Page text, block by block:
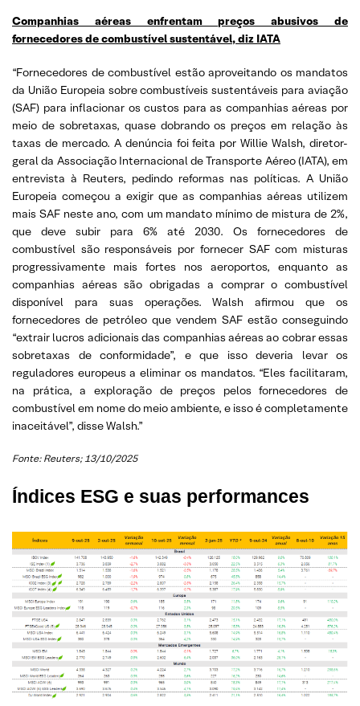
Companhias aéreas enfrentam preços abusivos de
fornecedores de combustível sustentável, diz IATA
“Fornecedores de combustível estão aproveitando os mandatos
da União Europeia sobre combustíveis sustentáveis para aviação
(SAF) para inflacionar os custos para as companhias aéreas por
meio de sobretaxas, quase dobrando os preços em relação às
taxas de mercado. A denúncia foi feita por Willie Walsh, diretor-
geral da Associação Internacional de Transporte Aéreo (IATA), em
entrevista à Reuters, pedindo reformas nas políticas. A União
Europeia começou a exigir que as companhias aéreas utilizem
mais SAF neste ano, com um mandato mínimo de mistura de 2%,
que deve subir para 6% até 2030. Os fornecedores de
combustível são responsáveis por fornecer SAF com misturas
progressivamente mais fortes nos aeroportos, enquanto as
companhias aéreas são obrigadas a comprar o combustível
disponível para suas operações. Walsh afirmou que os
fornecedores de petróleo que vendem SAF estão conseguindo
“extrair lucros adicionais das companhias aéreas ao cobrar essas
sobretaxas de conformidade”, e que isso deveria levar os
reguladores europeus a eliminar os mandatos. “Eles facilitaram,
na prática, a exploração de preços pelos fornecedores de
combustível em nome do meio ambiente, e isso é completamente
inaceitável”, disse Walsh.”
Fonte: Reuters; 13/10/2025
Índices ESG e suas performances